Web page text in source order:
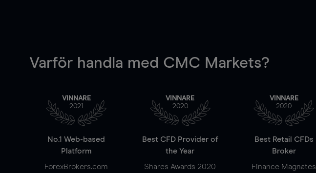
Varför handla med CMC Markets?
VINNARE
2021
No.1 Web-based
Platform
ForexBrokers.com
VINNARE
2020
Best CFD Provider of
the Year
Shares Awards 2020
VINNARE
2020
Best Retail CFDs
Broker
Finance Magnates